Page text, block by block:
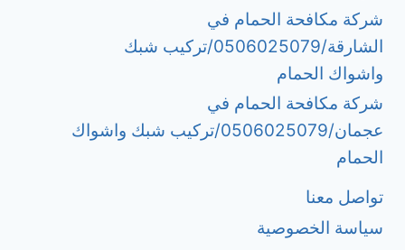
شركة مكافحة الحمام في
الشارقة/0506025079/تركيب شبك
واشواك الحمام
شركة مكافحة الحمام في
عجمان/0506025079/تركيب شبك واشواك
الحمام
تواصل معنا
سياسة الخصوصية